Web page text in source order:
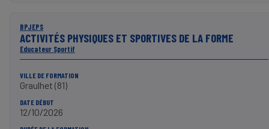
BPJEPS
ACTIVITÉS PHYSIQUES ET SPORTIVES DE LA FORME
Educateur Sportif
VILLE DE FORMATION
Graulhet (81)
DATE DÉBUT
12/10/2026